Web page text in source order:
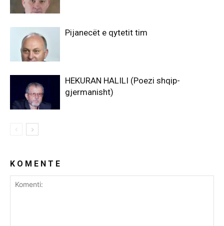
Pijanecët e qytetit tim
HEKURAN HALILI (Poezi shqip-
gjermanisht)
K O M E N T E